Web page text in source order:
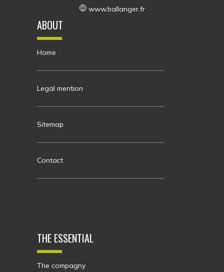
www.ballanger.fr
ABOUT
Home
Legal mention
Sitemap
Contact
THE ESSENTIAL
The compagny